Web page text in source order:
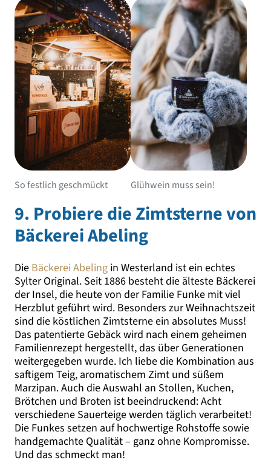
So festlich geschmückt Glühwein muss sein!
9. Probiere die Zimtsterne von
Bäckerei Abeling
Die Bäckerei Abeling in Westerland ist ein echtes
Sylter Original. Seit 1886 besteht die älteste Bäckerei
der Insel, die heute von der Familie Funke mit viel
Herzblut geführt wird. Besonders zur Weihnachtszeit
sind die köstlichen Zimtsterne ein absolutes Muss!
Das patentierte Gebäck wird nach einem geheimen
Familienrezept hergestellt, das über Generationen
weitergegeben wurde. Ich liebe die Kombination aus
saftigem Teig, aromatischem Zimt und süßem
Marzipan. Auch die Auswahl an Stollen, Kuchen,
Brötchen und Broten ist beeindruckend: Acht
verschiedene Sauerteige werden täglich verarbeitet!
Die Funkes setzen auf hochwertige Rohstoffe sowie
handgemachte Qualität – ganz ohne Kompromisse.
Und das schmeckt man!